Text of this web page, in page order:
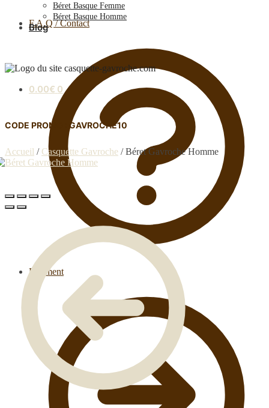
F.A.Q / Contact
Paiement
Béret Basque Femme
Béret Basque Homme
Blog
0.00€ 0
CODE PROMO : GAVROCHE10
Accueil / Casquette Gavroche /Béret Gavroche Homme